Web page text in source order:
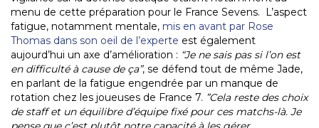
menu de cette préparation pour le France Sevens. L’aspect
fatigue, notamment mentale, mis en avant par Rose
Thomas dans son oeil de l’experte est également
aujourd’hui un axe d’amélioration : “Je ne sais pas si l’on est
en difficulté à cause de ça”, se défend tout de même Jade,
en parlant de la fatigue engendrée par un manque de
rotation chez les joueuses de France 7. ”Cela reste des choix
de staff et un équilibre d’équipe fixé pour ces matchs-là. Je